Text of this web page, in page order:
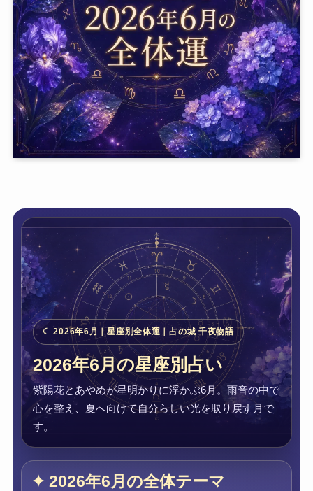
☾ 2026年6月｜星座別全体運｜占の城 千夜物語
2026年6月の星座別占い
紫陽花とあやめが星明かりに浮かぶ6月。雨音の中で
心を整え、夏へ向けて自分らしい光を取り戻す月で
す。
✦ 2026年6月の全体テーマ